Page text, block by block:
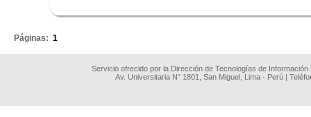
Páginas: 1
Servicio ofrecido por la Dirección de Tecnologías de
Av. Universitaria N° 1801, San Miguel, Lima - Perú |